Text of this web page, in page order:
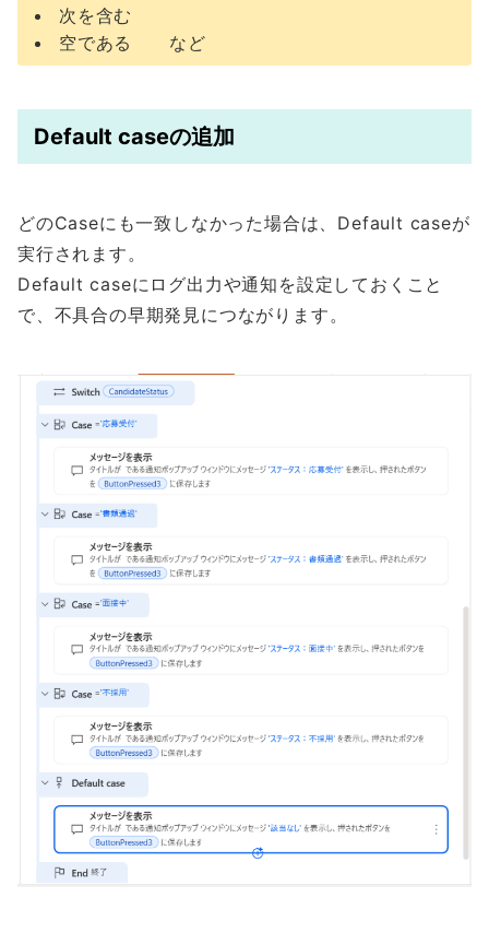
次を含む
空である など
Default caseの追加
どのCaseにも一致しなかった場合は、Default caseが
実行されます。
Default caseにログ出力や通知を設定しておくこと
で、不具合の早期発見につながります。